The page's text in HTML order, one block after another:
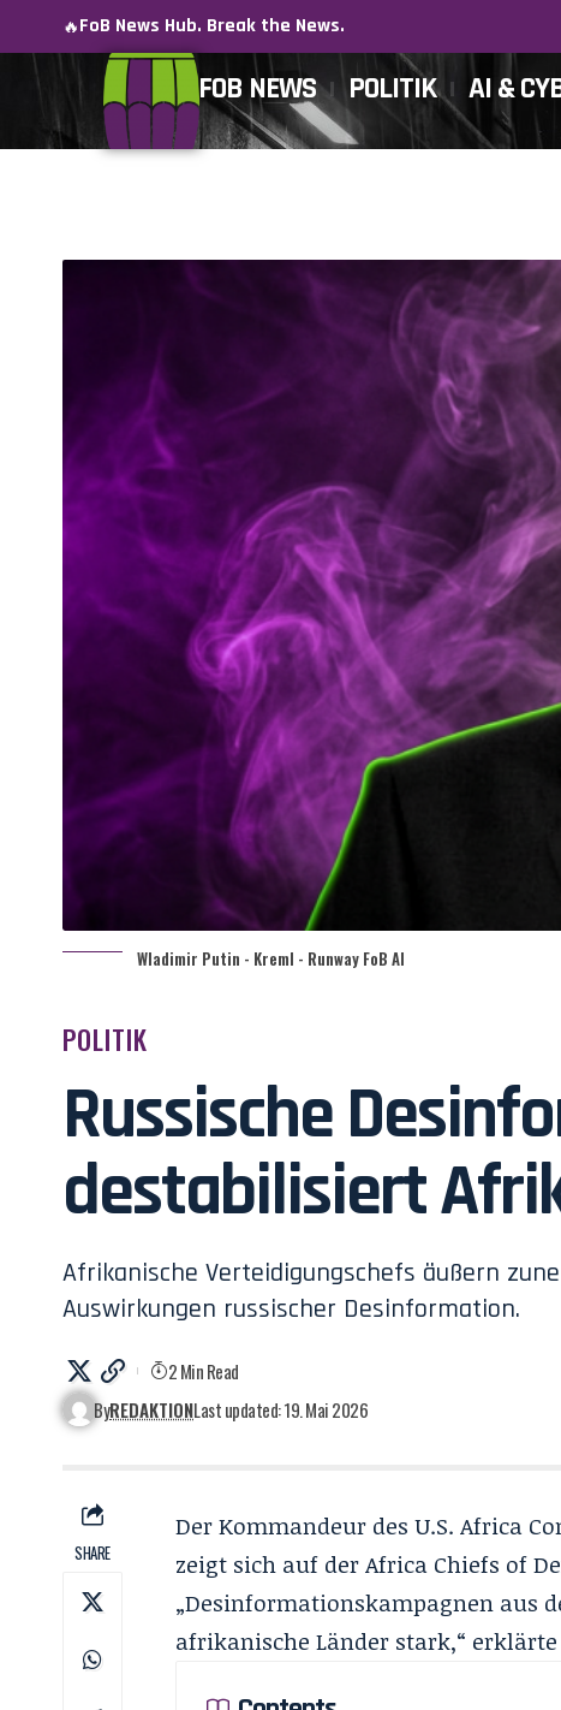
🔥FoB News Hub. Break the News.
FOB NEWS POLITIK AI &
Wladimir Putin - Kreml - Runway FoB AI
POLITIK
Russische
destabilisiert
Afrikanische Verteidigungschefs äußern
Auswirkungen russischer Desinformation.
ByREDAKTIONLast updated: 19. Mai 2026
2 Min Read
SHARE
Der Kommandeur des U.S. Africa
zeigt sich auf der Africa Chiefs of
„Desinformationskampagnen aus
afrikanische Länder stark,“ erklärte